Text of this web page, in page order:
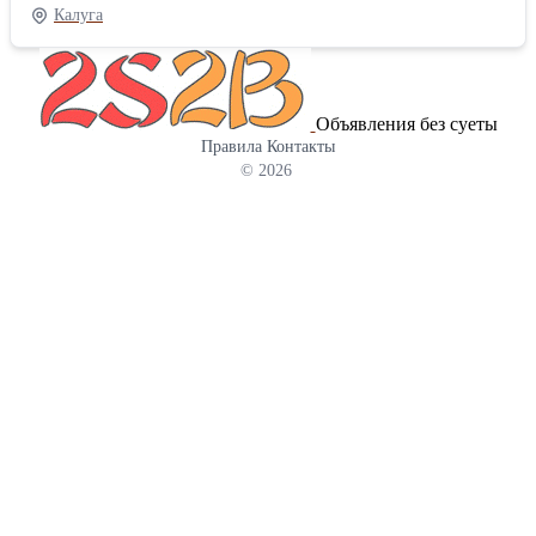
Калуга
Объявления без суеты
Правила Контакты
© 2026